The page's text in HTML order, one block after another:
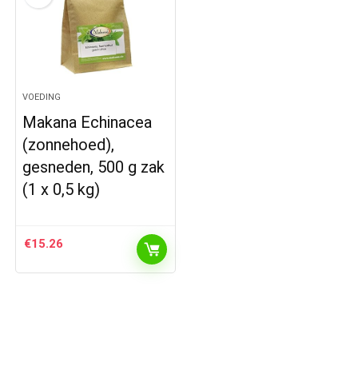
VOEDING
Makana Echinacea
(zonnehoed),
gesneden, 500 g zak
(1 x 0,5 kg)
€15.26